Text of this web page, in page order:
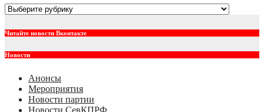
Рубрики
Читайте новости Вконтакте
Новости
Анонсы
Мероприятия
Новости партии
Новости СевКПРФ